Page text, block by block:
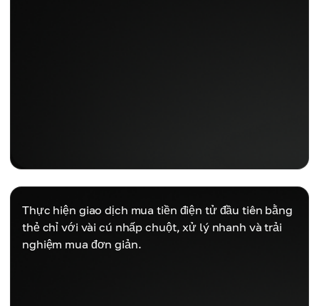
Thực hiện giao dịch mua tiền điện tử đầu tiên bằng
thẻ chỉ với vài cú nhấp chuột, xử lý nhanh và trải
nghiệm mua đơn giản.